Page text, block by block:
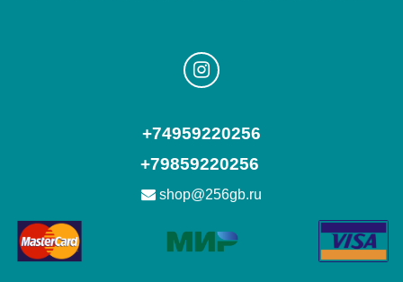
+74959220256
+79859220256
shop@256gb.ru